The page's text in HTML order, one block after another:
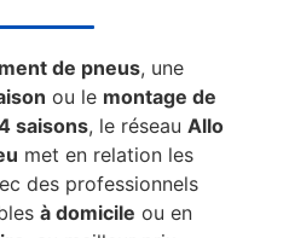
de pneus, une
ou le montage de
saisons, le réseau Allo
met en relation les
des professionnels
à domicile ou en